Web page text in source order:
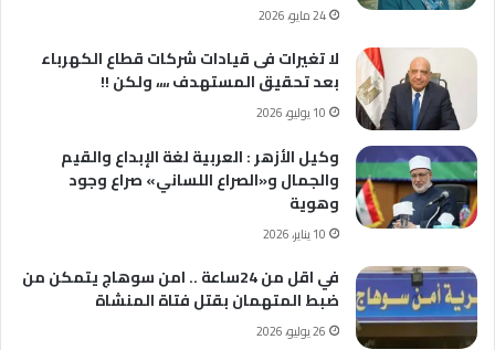
24 مايو، 2026
لا تغيرات فى قيادات شركات قطاع الكهرباء
بعد تحقيق المستهدف ،،،، ولكن !!
10 يوليو، 2026
وكيل الأزهر : العربية لغة الإبداع والقيم
والجمال و«الصراع اللساني» صراع وجود
وهوية
10 يناير، 2026
في اقل من 24ساعة .. امن سوهاج يتمكن من
ضبط المتهمان بقتل فتاة المنشاة
26 يوليو، 2026